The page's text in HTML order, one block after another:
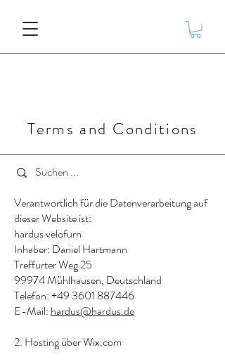
Terms and Conditions
1. Verantwortlicher
Verantwortlich für die Datenverarbeitung auf
dieser Website ist:
hardus velofurn
Inhaber: Daniel Hartmann
Treffurter Weg 25
99974 Mühlhausen, Deutschland
Telefon: +49 3601 887446
E-Mail: hardus@hardus.de
2. Hosting über Wix.com